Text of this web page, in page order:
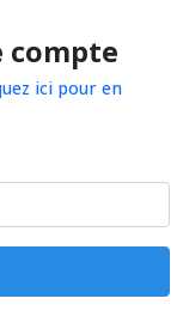
compte
ici pour en